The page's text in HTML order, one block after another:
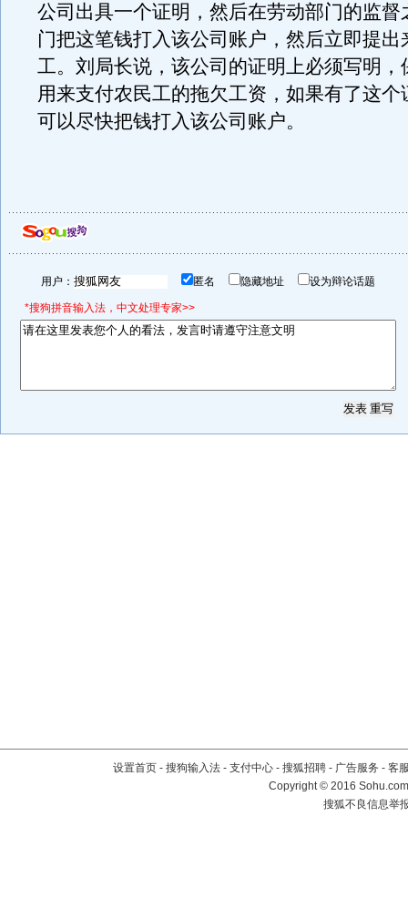
公司出具一个证明，然后在劳动部门的监督
门把这笔钱打入该公司账户，然后立即提出
工。刘局长说，该公司的证明上必须写明，
用来支付农民工的拖欠工资，如果有了这个
可以尽快把钱打入该公司账户。
用户： 匿名 隐藏地址 设为辩论话题
*搜狗拼音输入法，中文处理专家>>
设置首页 - 搜狗输入法 - 支付中心 - 搜狐招聘 - 广告服务 - 客
Copyright©2016
搜狐不良信息举